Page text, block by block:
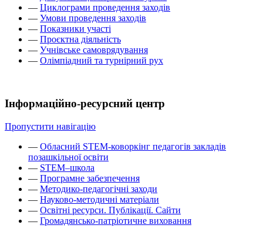
— Циклограми проведення заходів
— Умови проведення заходів
— Показники участі
— Проєктна діяльність
— Учнівське самоврядування
— Олімпіадний та турнірний рух
Інформаційно-ресурсний центр
Пропустити навігацію
— Обласний STEM-коворкінг педагогів закладів
позашкільної освіти
— STEM–школа
— Програмне забезпечення
— Методико-педагогічні заходи
— Науково-методичні матеріали
— Освітні ресурси. Публікації. Сайти
— Громадянсько-патріотичне виховання